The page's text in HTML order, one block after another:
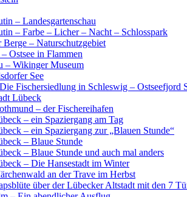
– Landesgartenschau
– Farbe – Licher – Nacht – Schlosspark
Berge – Naturschutzgebiet
Ostsee in Flammen
– Wikinger Museum
See
Fischersiedlung in Schleswig – Ostseefjord
Lübeck
– der Fischereihafen
– ein Spaziergang am Tag
– ein Spaziergang zur „Blauen Stunde“
– Blaue Stunde
– Blaue Stunde und auch mal anders
– Die Hansestadt im Winter
an der Trave im Herbst
über der Lübecker Altstadt mit den 7